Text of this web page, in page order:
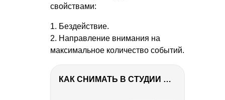
свойствами:
1. Бездействие.
2. Направление внимания на
максимальное количество событий.
КАК СНИМАТЬ В СТУДИИ СО ВСПЫШКАМИ